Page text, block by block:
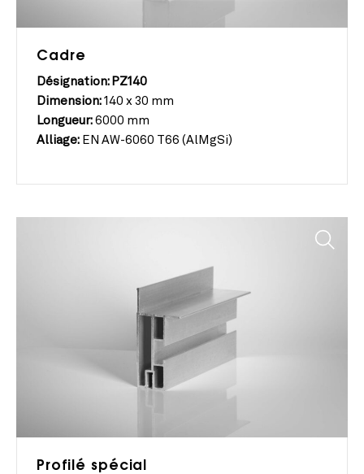
Cadre
Désignation: PZ140
Dimension: 140 x 30 mm
Longueur: 6000 mm
Alliage: EN AW-6060 T66 (AlMgSi)
Profilé spécial